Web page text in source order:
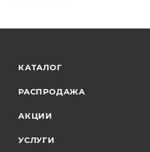
КАТАЛОГ
РАСПРОДАЖА
АКЦИИ
УСЛУГИ